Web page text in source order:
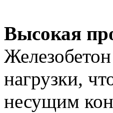
Высокая
нагрузки,
несущим